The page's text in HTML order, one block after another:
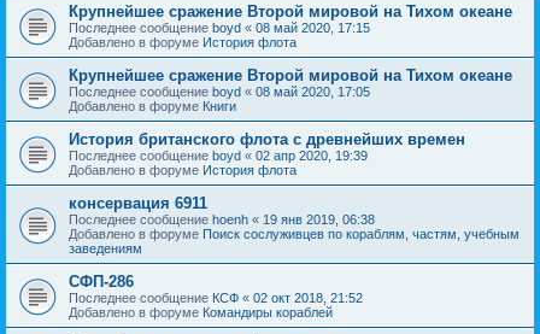
Крупнейшее сражение Второй мировой на Тихом океане
Последнее сообщение boyd « 08 май 2020, 17:15
Добавлено в форуме История флота
Крупнейшее сражение Второй мировой на Тихом океане
Последнее сообщение boyd « 08 май 2020, 17:05
Добавлено в форуме Книги
История британского флота с древнейших времен
Последнее сообщение boyd « 02 апр 2020, 19:39
Добавлено в форуме История флота
консервация 6911
Последнее сообщение hoenh « 19 янв 2019, 06:38
Добавлено в форуме Поиск сослуживцев по кораблям, частям, учебным
заведениям
СФП-286
Последнее сообщение КСФ « 02 окт 2018, 21:52
Добавлено в форуме Командиры кораблей